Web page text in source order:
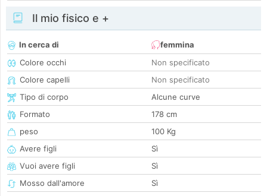
Il mio fisico e +
In cerca di
femmina
Colore occhi
Non specificato
Colore capelli
Non specificato
Tipo di corpo
Alcune curve
Formato
178 cm
peso
100 Kg
Avere figli
Sì
Vuoi avere figli
Sì
Mosso dall'amore
Sì